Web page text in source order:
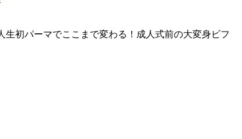
生初パーマでここまで変わる！成人式前の大変身ビフ